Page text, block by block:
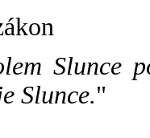
Slunce
Slunce."